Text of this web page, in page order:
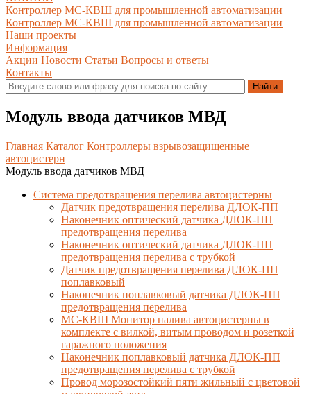
Контроллер МС-КВШ для промышленной автоматизации
Контроллер МС-КВШ для промышленной автоматизации
Наши проекты
Информация
Акции Новости Статьи Вопросы и ответы
Контакты
Модуль ввода датчиков МВД
Главная Каталог Контроллеры взрывозащищенные
автоцистерн
Модуль ввода датчиков МВД
Система предотвращения перелива автоцистерны
Датчик предотвращения перелива ДЛОК-ПП
Наконечник оптический датчика ДЛОК-ПП
предотвращения перелива
Наконечник оптический датчика ДЛОК-ПП
предотвращения перелива с трубкой
Датчик предотвращения перелива ДЛОК-ПП
поплавковый
Наконечник поплавковый датчика ДЛОК-ПП
предотвращения перелива
МС-КВШ Монитор налива автоцистерны в
комплекте с вилкой, витым проводом и розеткой
гаражного положения
Наконечник поплавковый датчика ДЛОК-ПП
предотвращения перелива с трубкой
Провод морозостойкий пяти жильный с цветовой